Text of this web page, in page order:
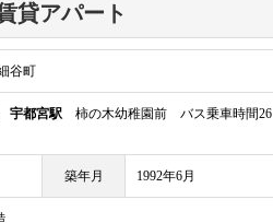
貸アパート
谷町
宇都宮駅 柿の木幼稚園前 バス乗車時間26
築年月 1992年6月